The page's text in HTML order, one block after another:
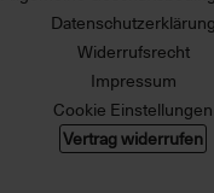
Datenschutzerklärung
Widerrufsrecht
Impressum
Cookie Einstellungen
Vertrag widerrufen